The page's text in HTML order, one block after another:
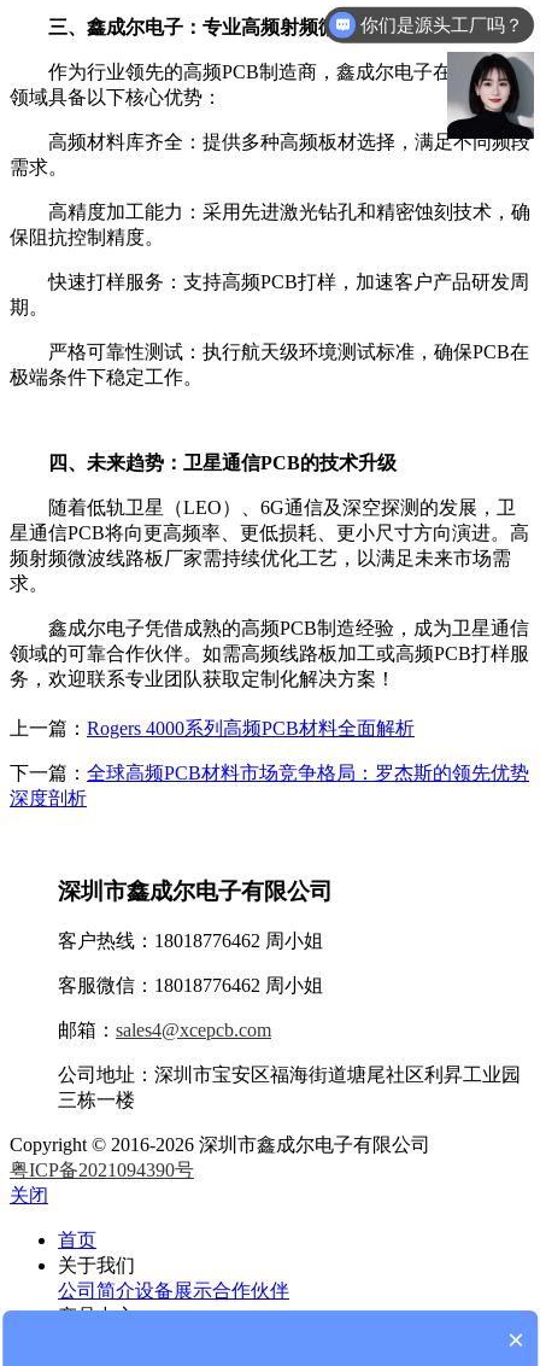
三、鑫成尔电子：专业高频射频微波线路板厂家
作为行业领先的高频PCB制造商，鑫成尔电子在卫星通信
领域具备以下核心优势：
高频材料库齐全：提供多种高频板材选择，满足不同频段
需求。
高精度加工能力：采用先进激光钻孔和精密蚀刻技术，确
保阻抗控制精度。
快速打样服务：支持高频PCB打样，加速客户产品研发周
期。
严格可靠性测试：执行航天级环境测试标准，确保PCB在
极端条件下稳定工作。
四、未来趋势：卫星通信PCB的技术升级
随着低轨卫星（LEO）、6G通信及深空探测的发展，卫
星通信PCB将向更高频率、更低损耗、更小尺寸方向演进。高
频射频微波线路板厂家需持续优化工艺，以满足未来市场需
求。
鑫成尔电子凭借成熟的高频PCB制造经验，成为卫星通信
领域的可靠合作伙伴。如需高频线路板加工或高频PCB打样服
务，欢迎联系专业团队获取定制化解决方案！
上一篇： Rogers 4000系列高频PCB材料全面解析
下一篇： 全球高频PCB材料市场竞争格局：罗杰斯的领先优势
深度剖析
深圳市鑫成尔电子有限公司
客户热线：18018776462 周小姐
客服微信：18018776462 周小姐
邮箱： sales4@xcepcb.com
公司地址：深圳市宝安区福海街道塘尾社区利昇工业园
三栋一楼
Copyright © 2016-2026 深圳市鑫成尔电子有限公司
粤ICP备2021094390号
关闭
首页
关于我们
公司简介设备展示合作伙伴
产品中心
微波射频
你们是源头工厂吗？
×